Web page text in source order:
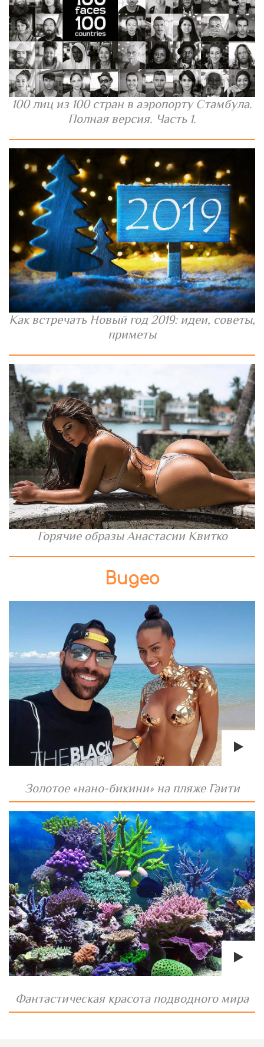
100 лиц из 100 стран в аэропорту Стамбула.
Полная версия. Часть 1.
Как встречать Новый год 2019: идеи, советы,
приметы
Горячие образы Анастасии Квитко
Видео
Золотое «нано-бикини» на пляже Гаити
Фантастическая красота подводного мира